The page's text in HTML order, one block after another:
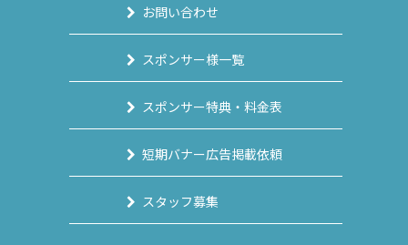
お問い合わせ
スポンサー様一覧
スポンサー特典・料金表
短期バナー広告掲載依頼
スタッフ募集